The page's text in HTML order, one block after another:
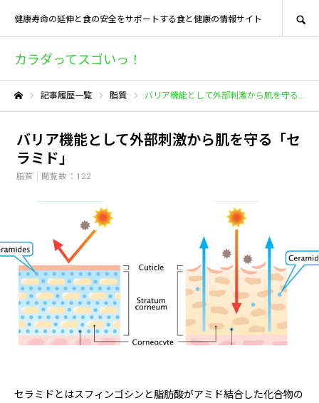
カラダってスゴいっ！
健康寿命の延伸と食の安全をサポートする食と健康の情報サイト
記事履歴一覧 脂質 バリア機能として外部刺激から肌を守る「セラミド」
バリア機能として外部刺激から肌を守る「セ
ラミド」
脂質 閲覧数：122
セラミドとはスフィンゴシンと脂肪酸がアミド結合した化合物の